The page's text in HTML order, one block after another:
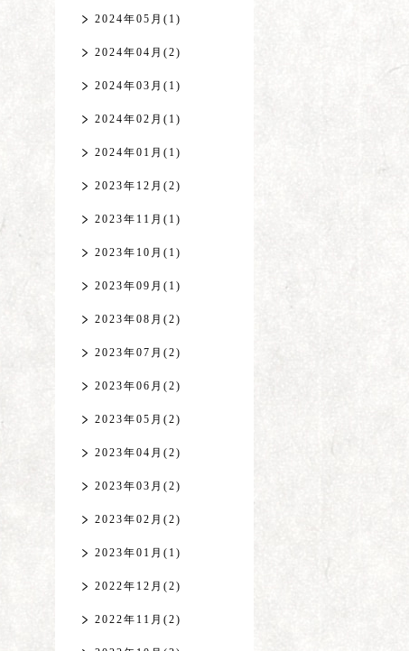
2024年05月(1)
2024年04月(2)
2024年03月(1)
2024年02月(1)
2024年01月(1)
2023年12月(2)
2023年11月(1)
2023年10月(1)
2023年09月(1)
2023年08月(2)
2023年07月(2)
2023年06月(2)
2023年05月(2)
2023年04月(2)
2023年03月(2)
2023年02月(2)
2023年01月(1)
2022年12月(2)
2022年11月(2)